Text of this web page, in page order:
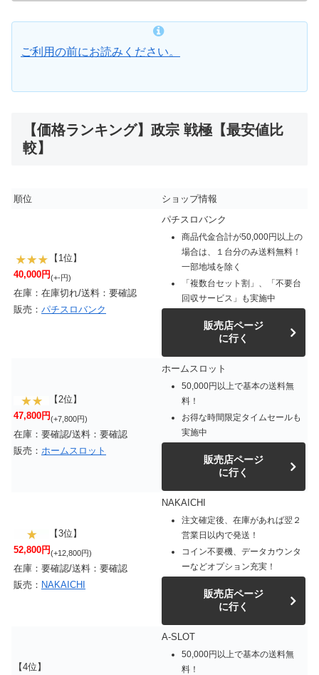
ご利用の前にお読みください。
【価格ランキング】政宗 戦極【最安値比
較】
順位 ショップ情報
【1位】
40,000円(+-円)
在庫：在庫切れ/送料：要確認
販売： パチスロバンク
パチスロバンク
商品代金合計が50,000円以上の
場合は、１台分のみ送料無料！
一部地域を除く
「複数台セット割」、「不要台
回収サービス」も実施中
販売店ページ
に行く
【2位】
47,800円(+7,800円)
在庫：要確認/送料：要確認
販売： ホームスロット
ホームスロット
50,000円以上で基本の送料無
料！
お得な時間限定タイムセールも
実施中
販売店ページ
に行く
【3位】
52,800円(+12,800円)
在庫：要確認/送料：要確認
販売： NAKAICHI
NAKAICHI
注文確定後、在庫があれば翌２
営業日以内で発送！
コイン不要機、データカウンタ
ーなどオプション充実！
販売店ページ
に行く
【4位】
A-SLOT
50,000円以上で基本の送料無
料！